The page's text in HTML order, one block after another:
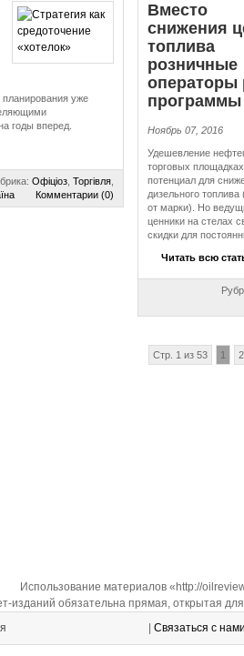
планирования уже
годы вперед.
Офіціоз Торгівля
Комментарии (0)
Вместо
снижения
топлива
розничные
программы
Ноябрь 07, 2016
Удешевление
торговых
потенциал для
дизельного
от марки). Но
ценники на стелах
скидки для
Читать всю
Стр. 1 из 53 1 2
Использование материалов «http://
изданий обязательна прямая, открытая
Связаться с